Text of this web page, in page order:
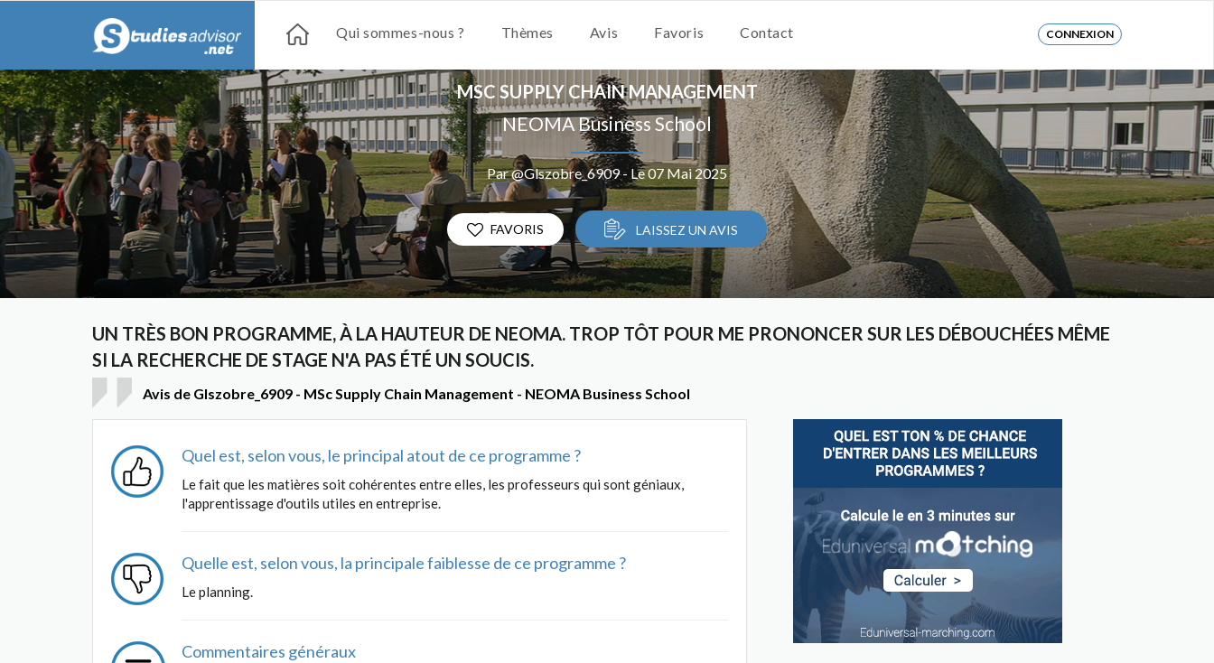
Qui sommes-nous ? Thèmes Avis Favoris Contact CONNEXION
MSC SUPPLY CHAIN MANAGEMENT
NEOMA Business School
Par @Glszobre_6909 - Le 07 Mai 2025
FAVORIS LAISSEZ UN AVIS
UN TRÈS BON PROGRAMME, À LA HAUTEUR DE NEOMA. TROP TÔT POUR ME PRONONCER SUR LES DÉBOUCHÉES MÊME
SI LA RECHERCHE DE STAGE N'A PAS ÉTÉ UN SOUCIS.
Avis de Glszobre_6909 - MSc Supply Chain Management - NEOMA Business School
Quel est, selon vous, le principal atout de ce programme ?
Le fait que les matières soit cohérentes entre elles, les professeurs qui sont géniaux,
l'apprentissage d'outils utiles en entreprise.
Quelle est, selon vous, la principale faiblesse de ce programme ?
Le planning.
Commentaires généraux